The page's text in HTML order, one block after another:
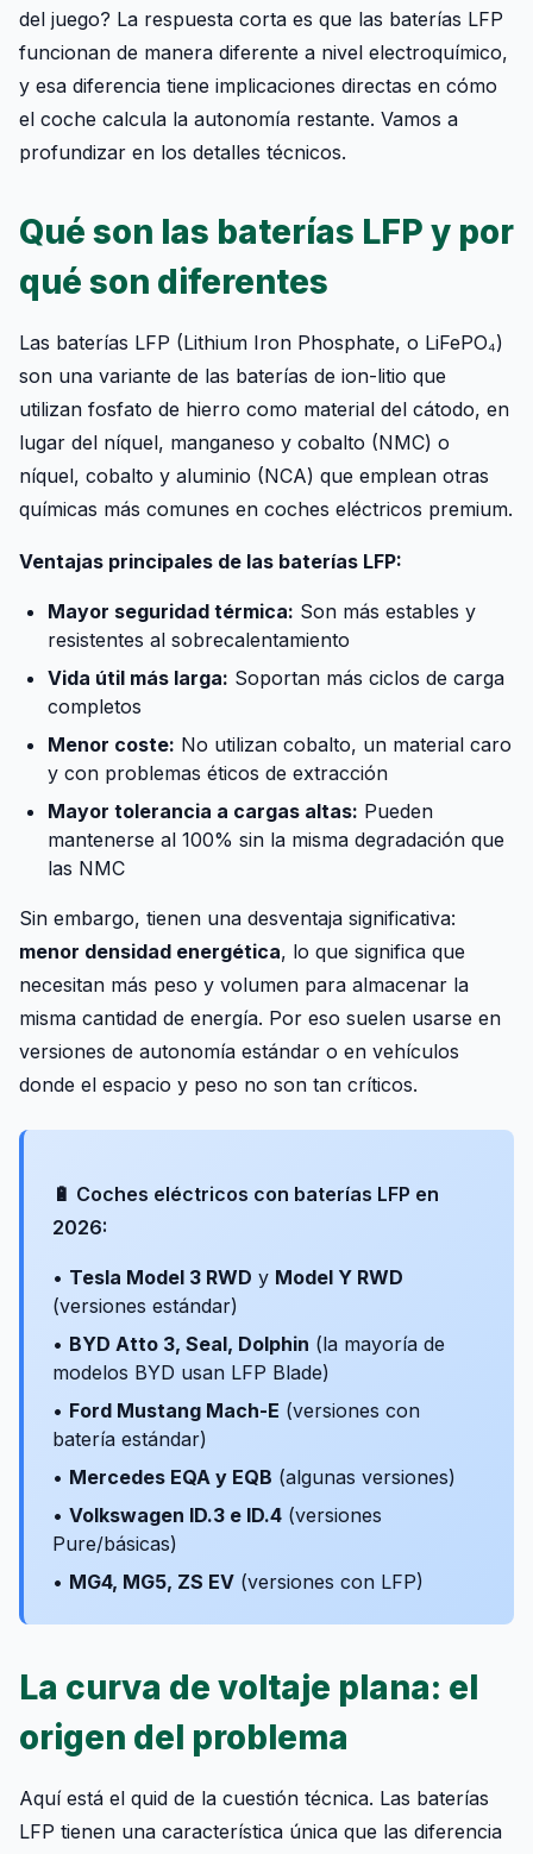
del juego? La respuesta corta es que las baterías LFP
funcionan de manera diferente a nivel electroquímico,
y esa diferencia tiene implicaciones directas en cómo
el coche calcula la autonomía restante. Vamos a
profundizar en los detalles técnicos.
Qué son las baterías LFP y por
qué son diferentes
Las baterías LFP (Lithium Iron Phosphate, o LiFePO₄)
son una variante de las baterías de ion-litio que
utilizan fosfato de hierro como material del cátodo, en
lugar del níquel, manganeso y cobalto (NMC) o
níquel, cobalto y aluminio (NCA) que emplean otras
químicas más comunes en coches eléctricos premium.
Ventajas principales de las baterías LFP:
Mayor seguridad térmica: Son más estables y
resistentes al sobrecalentamiento
Vida útil más larga: Soportan más ciclos de carga
completos
Menor coste: No utilizan cobalto, un material caro
y con problemas éticos de extracción
Mayor tolerancia a cargas altas: Pueden
mantenerse al 100% sin la misma degradación que
las NMC
Sin embargo, tienen una desventaja significativa:
menor densidad energética, lo que significa que
necesitan más peso y volumen para almacenar la
misma cantidad de energía. Por eso suelen usarse en
versiones de autonomía estándar o en vehículos
donde el espacio y peso no son tan críticos.
🔋 Coches eléctricos con baterías LFP en
2026:
• Tesla Model 3 RWD y Model Y RWD
(versiones estándar)
• BYD Atto 3, Seal, Dolphin (la mayoría de
modelos BYD usan LFP Blade)
• Ford Mustang Mach-E (versiones con
batería estándar)
• Mercedes EQA y EQB (algunas versiones)
• Volkswagen ID.3 e ID.4 (versiones
Pure/básicas)
• MG4, MG5, ZS EV (versiones con LFP)
La curva de voltaje plana: el
origen del problema
Aquí está el quid de la cuestión técnica. Las baterías
LFP tienen una característica única que las diferencia